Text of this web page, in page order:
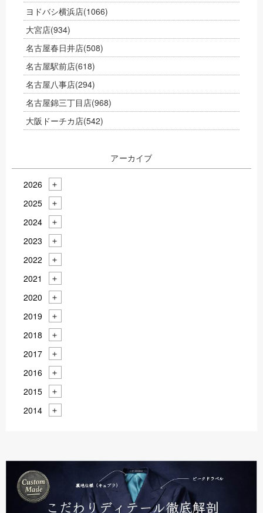
ヨドバシ横浜店(1066)
大宮店(934)
名古屋春日井店(508)
名古屋駅前店(618)
名古屋八事店(294)
名古屋錦三丁目店(968)
大阪ドーチカ店(542)
アーカイブ
2026
2025
2024
2023
2022
2021
2020
2019
2018
2017
2016
2015
2014